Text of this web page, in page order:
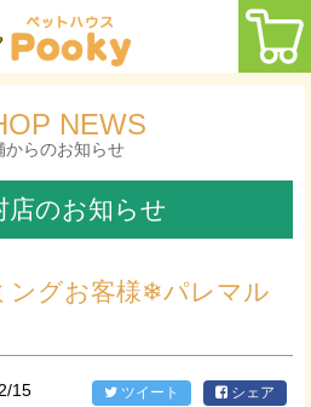
NEWS
からのお知らせ
のお知らせ
ングお客様❄パレマル
15 ツイート シェア